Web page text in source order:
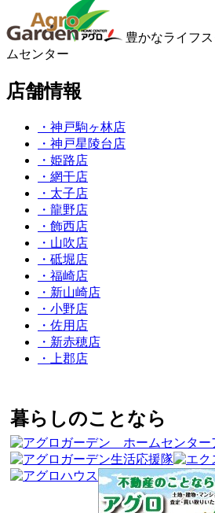
豊かなライフ
ムセンター
店舗情報
・神戸駒ヶ林店
・神戸星陵台店
・姫路店
・網干店
・太子店
・龍野店
・飾西店
・山吹店
・砥堀店
・福崎店
・新山崎店
・小野店
・佐用店
・新赤穂店
・上郡店
暮らしのことなら